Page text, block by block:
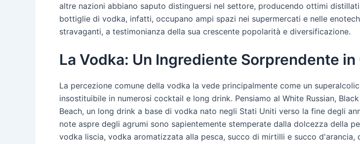
altre nazioni abbiano saputo distinguersi nel settore, producendo ottimi
bottiglie di vodka, infatti, occupano ampi spazi nei supermercati e nelle
stravaganti, a testimonianza della sua crescente popolarità e diversificazione.
La Vodka: Un Ingrediente Sorprendente in
La percezione comune della vodka la vede principalmente come un
insostituibile in numerosi cocktail e long drink. Pensiamo al White Russian,
Beach, un long drink a base di vodka nato negli Stati Uniti verso la fine degli
note aspre degli agrumi sono sapientemente stemperate dalla dolcezza della
vodka liscia, vodka aromatizzata alla pesca, succo di mirtilli e succo